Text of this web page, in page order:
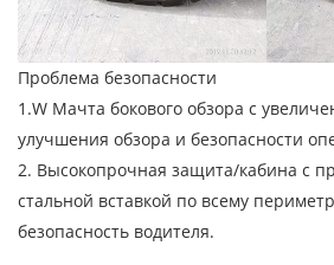
Проблема безопасности
1.W Мачта бокового обзора с
улучшения обзора и безопасности
2. Высокопрочная защита/кабина с
стальной вставкой по всему
безопасность водителя.